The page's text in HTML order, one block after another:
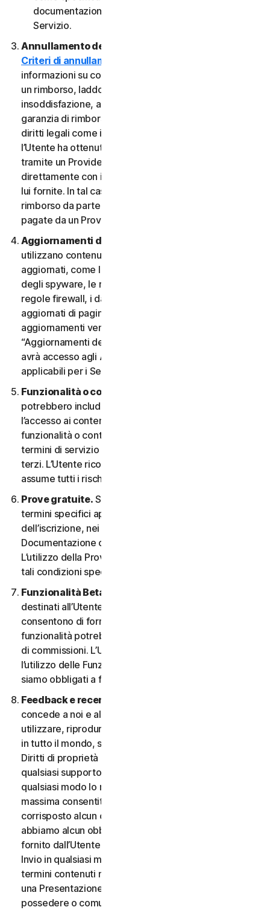
documentazione applicabile dal Provider del
Servizio.
Annullamento del Servizio.
Criteri di annullamento e di rimborso
informazioni su come annullare il contratto e ottenere
un rimborso, laddove applicabile. In caso di
insoddisfazione, alcuni Servizi possono includere una
garanzia di rimborso, indipendentemente da eventuali
diritti legali come i diritti di recesso. Tuttavia, se
l’Utente ha ottenuto il diritto di utilizzare il Servizio
tramite un Provider e desidera annullarlo, deve farlo
direttamente con il Provider, seguendo le istruzioni da
lui fornite. In tal caso, non si ha diritto a nessun
rimborso da parte nostra di eventuali commissioni
pagate da un Provider.
Aggiornamenti dei contenuti.
utilizzano contenuti che vengono periodicamente
aggiornati, come le definizioni dei virus, le definizioni
degli spyware, le regole antispam, gli elenchi URL, le
regole firewall, i dati di vulnerabilità e gli elenchi
aggiornati di pagine web autenticate. Questi
aggiornamenti vengono definiti collettivamente
“Aggiornamenti dei contenuti”. In tal caso, l’Utente
avrà accesso agli Aggiornamenti dei contenuti
applicabili per i Servizi durante il Periodo del Servizio.
Funzionalità o contenuti di terzi.
potrebbero includere funzionalità di terzi o consentire
l’accesso ai contenuti di un sito Web di terzi. Tali
funzionalità o contenuti possono essere soggetti ai
termini di servizio e alle informative sulla privacy di tali
terzi. L’Utente riconosce la sola responsabilità e si
assume tutti i rischi derivanti dall’uso di risorse di terzi.
Prove gratuite. Se offriamo una Prova gratuita, i
termini specifici applicabili saranno forniti al momento
dell’iscrizione, nei materiali promozionali e/o nella
Documentazione che ne descrivono i dettagli.
L’utilizzo della Prova gratuita è soggetto al rispetto di
tali condizioni specifiche.
Funzionalità Beta.
destinati all’Utente le funzionalità Beta che
consentono di fornire feedback. L’utilizzo di tali
funzionalità potrebbe essere soggetto al pagamento
di commissioni. L’Utente comprende e accetta che
l’utilizzo delle Funzionalità Beta è volontario e non
siamo obbligati a fornire alcuna Funzionalità Beta.
Feedback e recensioni.
concede a noi e alle nostre affiliate l’autorizzazione a
utilizzare, riprodurre, copiare e tradurre il proprio Invio
in tutto il mondo, secondo i termini di protezione dei
Diritti di proprietà intellettuale, in qualsiasi forma e su
qualsiasi supporto, senza alcuna restrizione e in
qualsiasi modo lo riteniamo opportuno, nella misura
massima consentita dalla legge applicabile. Non sarà
corrisposto alcun compenso per l’uso dell’Invio. Non
abbiamo alcun obbligo di pubblicare o utilizzare l’Invio
fornito dall’Utente e possiamo rimuovere qualsiasi
Invio in qualsiasi momento, in particolare se viola i
termini contenuti nel presente documento. Fornendo
una Presentazione, l’Utente dichiara e garantisce di
possedere o comunque controllare tutti i diritti